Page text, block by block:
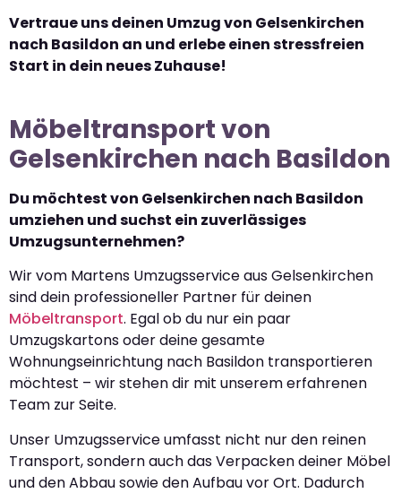
Vertraue uns deinen Umzug von Gelsenkirchen
nach Basildon an und erlebe einen stressfreien
Start in dein neues Zuhause!
Möbeltransport von
Gelsenkirchen nach Basildon
Du möchtest von Gelsenkirchen nach Basildon
umziehen und suchst ein zuverlässiges
Umzugsunternehmen?
Wir vom Martens Umzugsservice aus Gelsenkirchen
sind dein professioneller Partner für deinen
Möbeltransport. Egal ob du nur ein paar
Umzugskartons oder deine gesamte
Wohnungseinrichtung nach Basildon transportieren
möchtest – wir stehen dir mit unserem erfahrenen
Team zur Seite.
Unser Umzugsservice umfasst nicht nur den reinen
Transport, sondern auch das Verpacken deiner Möbel
und den Abbau sowie den Aufbau vor Ort. Dadurch